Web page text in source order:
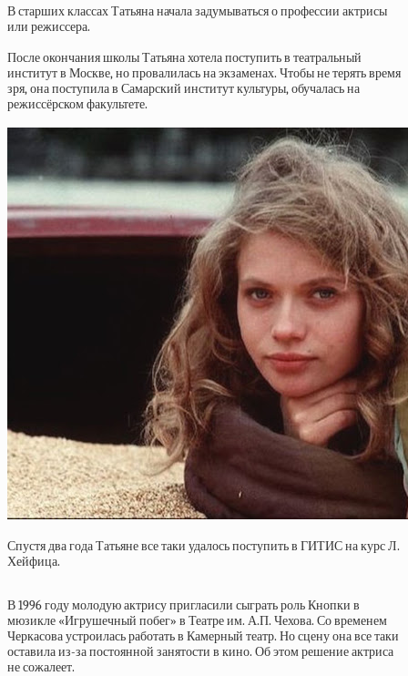
В старших классах Татьяна начала задумываться о профессии актрисы
или режиссера.
После окончания школы Татьяна хотела поступить в театральный
институт в Москве, но провалилась на экзаменах. Чтобы не терять время
зря, она поступила в Самарский институт культуры, обучалась на
режиссёрском факультете.
Спустя два года Татьяне все таки удалось поступить в ГИТИС на курс Л.
Хейфица.
В 1996 году молодую актрису пригласили сыграть роль Кнопки в
мюзикле «Игрушечный побег» в Театре им. А.П. Чехова. Со временем
Черкасова устроилась работать в Камерный театр. Но сцену она все таки
оставила из-за постоянной занятости в кино. Об этом решение актриса
не сожалеет.